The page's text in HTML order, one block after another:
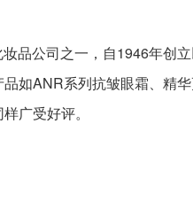
品公司之一，自1946年创立
如ANR系列抗皱眼霜、精
广受好评。